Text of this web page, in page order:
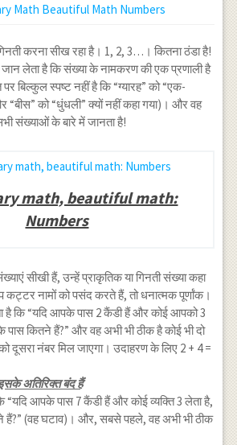
Math Beautiful Math Numbers
करना सीख रहा है। 1, 2, 3…। कितना ठंडा है!
लेता है कि संख्या के नामकरण की एक प्रणाली है
पर बिल्कुल स्पष्ट नहीं है कि “ग्यारह” को “एक-
“बीस” को “धुंधली” क्यों नहीं कहा गया)। और वह
संख्याओं के बारे में जानता है!
math, beautiful math:
Numbers
सीखी हैं, उन्हें प्राकृतिक या गिनती संख्या कहा
कट्टर नामों को पसंद करते हैं, तो धनात्मक पूर्णांक।
है कि “यदि आपके पास 2 कैंडी हैं और कोई आपको 3
कितने हैं?” और वह अभी भी ठीक है कोई भी दो
दूसरा नंबर मिल जाएगा। उदाहरण के लिए 2 + 4 =
अतिरिक्त बंद हैं
“यदि आपके पास 7 कैंडी हैं और कोई व्यक्ति 3 लेता है,
हैं?” (वह घटाव)। और, सबसे पहले, वह अभी भी ठीक